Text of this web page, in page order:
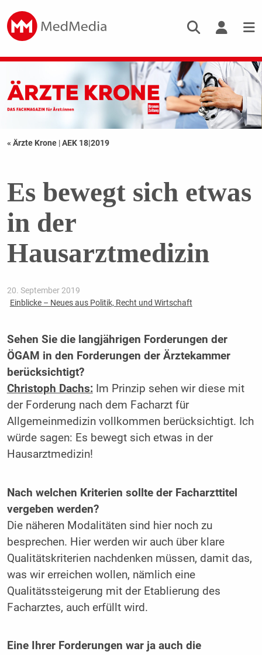
« Ärzte Krone |AEK 18|2019
Es bewegt sich etwas
in der
Hausarztmedizin
20. September 2019
Einblicke – Neues aus Politik, Recht und Wirtschaft
Sehen Sie die langjährigen Forderungen der
ÖGAM in den Forderungen der Ärztekammer
berücksichtigt?
Christoph Dachs:Im Prinzip sehen wir diese mit
der Forderung nach dem Facharzt für
Allgemeinmedizin vollkommen berücksichtigt. Ich
würde sagen: Es bewegt sich etwas in der
Hausarztmedizin!
Nach welchen Kriterien sollte der Facharzttitel
vergeben werden?
Die näheren Modalitäten sind hier noch zu
besprechen. Hier werden wir auch über klare
Qualitätskriterien nachdenken müssen, damit das,
was wir erreichen wollen, nämlich eine
Qualitätssteigerung mit der Etablierung des
Facharztes, auch erfüllt wird.
Eine Ihrer Forderungen war ja auch die